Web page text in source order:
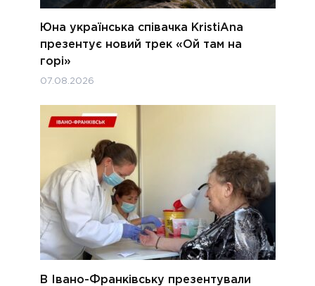
Юна українська співачка KristiAna
презентує новий трек «Ой там на
горі»
07.08.2026
В Івано-Франківську презентували